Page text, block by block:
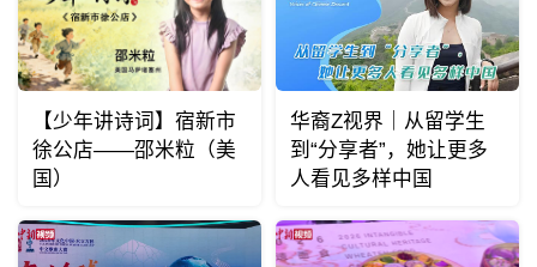
【少年讲诗词】宿新市
徐公店——邵米粒（美
国）
华裔Z视界｜从留学生
到“分享者”，她让更多
人看见多样中国